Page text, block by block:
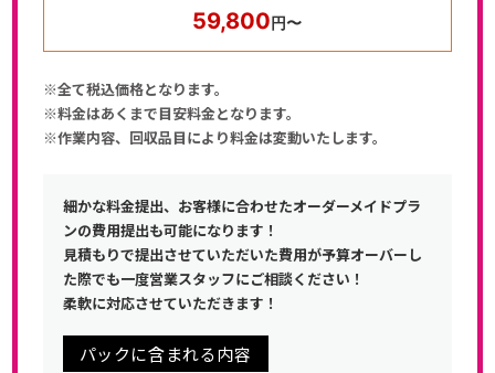
59,800円〜
※全て税込価格となります。
※料金はあくまで目安料金となります。
※作業内容、回収品目により料金は変動いたします。
細かな料金提出、お客様に合わせたオーダーメイドプラ
ンの費用提出も可能になります！
見積もりで提出させていただいた費用が予算オーバーし
た際でも一度営業スタッフにご相談ください！
柔軟に対応させていただきます！
パックに含まれる内容